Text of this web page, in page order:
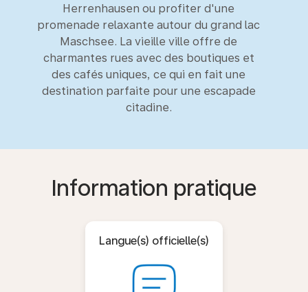
Herrenhausen ou profiter d'une
promenade relaxante autour du grand lac
Maschsee. La vieille ville offre de
charmantes rues avec des boutiques et
des cafés uniques, ce qui en fait une
destination parfaite pour une escapade
citadine.
Information pratique
Langue(s) officielle(s)